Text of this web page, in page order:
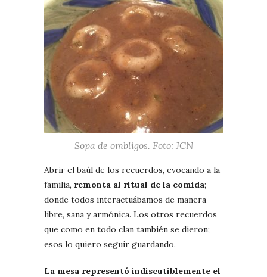
Sopa de ombligos. Foto: JCN
Abrir el baúl de los recuerdos, evocando a la
familia, remonta al ritual de la comida;
donde todos interactuábamos de manera
libre, sana y armónica. Los otros recuerdos
que como en todo clan también se dieron;
esos lo quiero seguir guardando.
La mesa representó indiscutiblemente el